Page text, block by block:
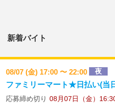
新着バイト
08/07 (金) 17:00 〜 22:00 夜
ファミリーマート★日払い(当
応募締め切り 08月07日（金）